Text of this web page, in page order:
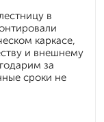
в
каркасе,
и внешнему
за
сроки не